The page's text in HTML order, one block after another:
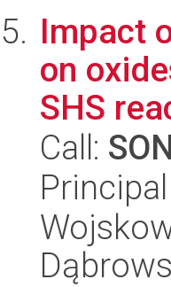
Impact
on
SHS
Call: